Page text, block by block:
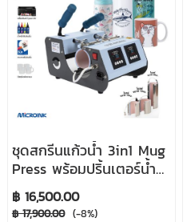
ชุดสกรีนแก้วน้ำ 3in1 Mug
Press พร้อมปริ้นเตอร์น้ำ
หมึกซับลิเมชั่น
฿ 16,500.00
฿ 17,900.00 (-8%)